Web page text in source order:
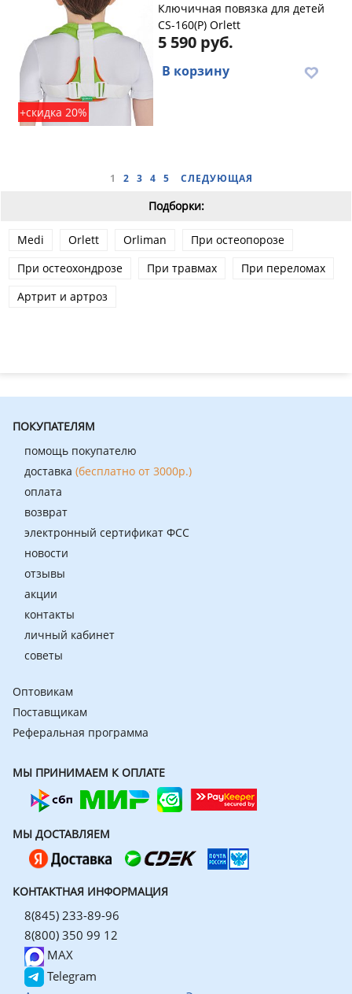
+скидка 20%
Ключичная повязка для детей
CS-160(P) Orlett
5 590 руб.
В корзину
1 2 3 4 5 СЛЕДУЮЩАЯ
Подборки:
Medi Orlett Orliman
При остеопорозе
При остеохондрозе
При травмах
При переломах
Артрит и артроз
ПОКУПАТЕЛЯМ
помощь покупателю
доставка (бесплатно от 3000р.)
оплата
возврат
электронный сертификат ФСС
новости
отзывы
акции
контакты
личный кабинет
советы
Оптовикам
Поставщикам
Реферальная программа
МЫ ПРИНИМАЕМ К ОПЛАТЕ
МЫ ДОСТАВЛЯЕМ
КОНТАКТНАЯ ИНФОРМАЦИЯ
8(845) 233-89-96
8(800) 350 99 12
MAX
Telegram